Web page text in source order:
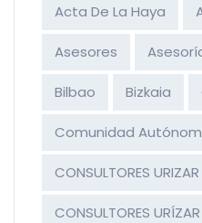
Acta De La Haya
Asesores
Bilbao Bizkaia
Comunidad
CONSULTORES URIZAR
CONSULTORES URÍZAR